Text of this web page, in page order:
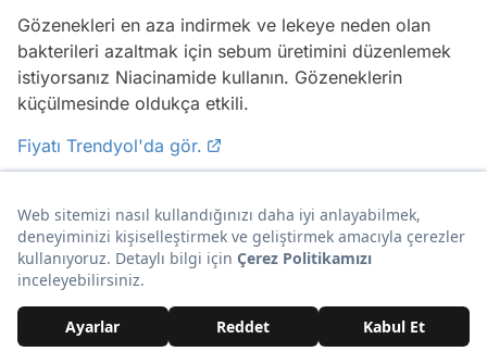
Gözenekleri en aza indirmek ve lekeye neden olan
bakterileri azaltmak için sebum üretimini düzenlemek
istiyorsanız Niacinamide kullanın. Gözeneklerin
küçülmesinde oldukça etkili.
Fiyatı Trendyol'da gör.
14. Mjcare Miracle Foot Peeling Pack - Mjcare
Çorap Tipi Ayak Peeling Maskesi